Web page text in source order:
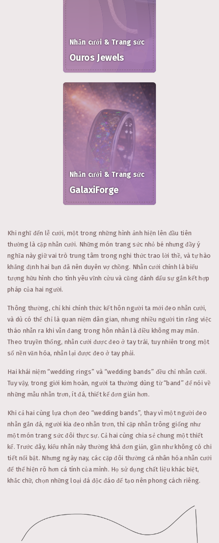
Nhẫn cưới & Trang sức
Ouros Jewels
Nhẫn cưới & Trang sức
GalaxiForge
Khi nghĩ đến lễ cưới, một trong những hình ảnh hiện lên đầu tiên
thường là cặp nhẫn cưới. Những món trang sức nhỏ bé nhưng đầy ý
nghĩa này giữ vai trò trung tâm trong nghi thức trao lời thề, và tự hào
khẳng định hai bạn đã nên duyên vợ chồng. Nhẫn cưới chính là biểu
tượng hữu hình cho tình yêu vĩnh cửu và cũng đánh dấu sự gắn kết hợp
pháp của hai người.
Thông thường, chỉ khi chính thức kết hôn người ta mới đeo nhẫn cưới,
và dù có thể chỉ là quan niệm dân gian, nhưng nhiều người tin rằng việc
tháo nhẫn ra khi vẫn đang trong hôn nhân là điều không may mắn.
Theo truyền thống, nhẫn cưới được đeo ở tay trái, tuy nhiên trong một
số nền văn hóa, nhẫn lại được đeo ở tay phải.
Hai khái niệm “wedding rings” và “wedding bands” đều chỉ nhẫn cưới.
Tuy vậy, trong giới kim hoàn, người ta thường dùng từ “band” để nói về
những mẫu nhẫn trơn, ít đá, thiết kế đơn giản hơn.
Khi cả hai cùng lựa chọn đeo “wedding bands”, thay vì một người đeo
nhẫn gắn đá, người kia đeo nhẫn trơn, thì cặp nhẫn trông giống như
một món trang sức đôi thực sự. Cả hai cùng chia sẻ chung một thiết
kế. Trước đây, kiểu nhẫn này thường khá đơn giản, gần như không có chi
tiết nổi bật. Nhưng ngày nay, các cặp đôi thường cá nhân hóa nhẫn cưới
để thể hiện rõ hơn cá tính của mình. Họ sử dụng chất liệu khác biệt,
khắc chữ, chọn những loại đá độc đáo để tạo nên phong cách riêng.